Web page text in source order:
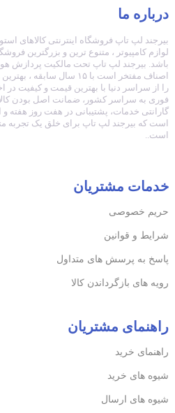
درباره ما
بیرجند لپ تاپ فروشگاه اینترنتی کالاهای
لوازم کامپیوتر ، متنوع ترین و بزرگترین
باشد. بیرجند لپ تاپ تحت مالکیت پردازش
اصناف مفتخر است با ۱۵ سال
را از سراسر دنیا با بهترین قیمت و کیفیت در
گارانتی خدمات، پشتیبانی در هفت روز هفته و
است که بیرجند لپ تاپ برای خلق یک تجربه
است..
خدمات مشتریان
حریم خصوصی
شرایط و قوانین
پاسخ به پرسش های متداول
رویه های بازگرداندن کالا
راهنمای مشتریان
راهنمای خرید
شیوه های خرید
شیوه های ارسال